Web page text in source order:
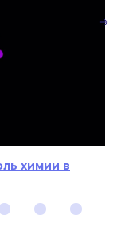
химии в